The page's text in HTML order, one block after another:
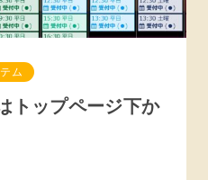
ム
トップページ下か